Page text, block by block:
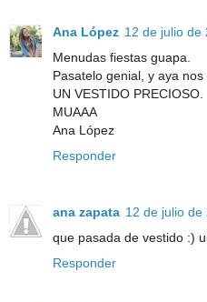
Ana López 12 de julio de
Menudas fiestas guapa.
Pasatelo genial, y aya
UN VESTIDO PRECIOSO.
MUAAA
Ana López
Responder
ana zapata 12 de julio de
que pasada de vestido :)
Responder